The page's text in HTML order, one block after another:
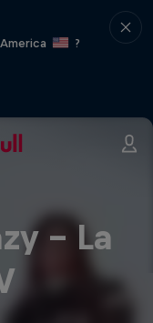
?
- La